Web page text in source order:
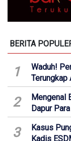
BERITA
1
Waduh!
Terungkap
2
Mengenal
Dapur
3
Kasus
Kadis